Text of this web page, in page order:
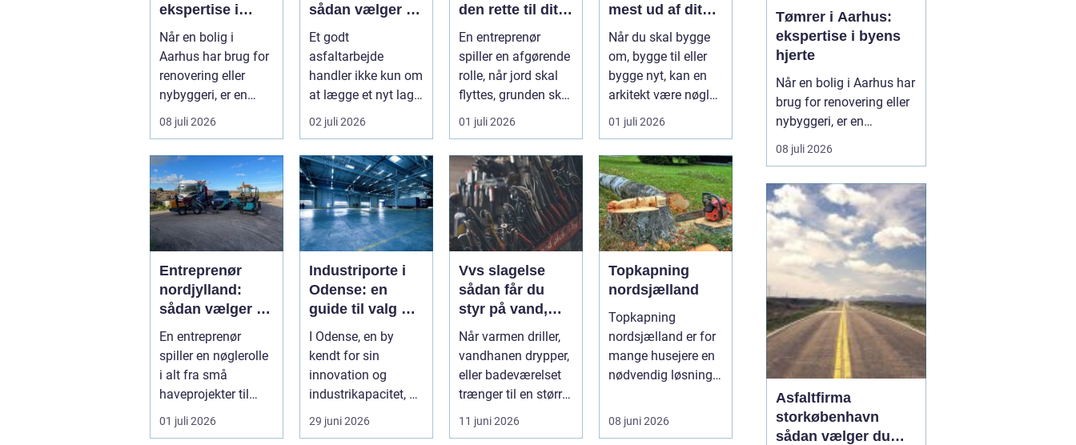
ekspertise i
byens hjerte
Når en bolig i
Aarhus har brug for
renovering eller
nybyggeri, er en
kompetent tømrer
u...
08 juli 2026
sådan vælger du
den rette
samarbejdspart
ner
Et godt
asfaltarbejde
handler ikke kun om
at lægge et nyt lag
asfalt. Det handler
også om
planlægnin...
02 juli 2026
den rette til dit
projekt
En entreprenør
spiller en afgørende
rolle, når jord skal
flyttes, grunden skal
klargøres, eller der ...
01 juli 2026
mest ud af dit
byggeri
Når du skal bygge
om, bygge til eller
bygge nyt, kan en
arkitekt være nøglen
til et flot resultat, d...
01 juli 2026
Entreprenør
nordjylland:
sådan vælger du
den rette
samarbejdspart
ner til dit
byggeri
En entreprenør
spiller en nøglerolle
i alt fra små
haveprojekter til
større byggerier. I
Nordjylland...
01 juli 2026
Industriporte i
Odense: en
guide til valg og
installation
I Odense, en by
kendt for sin
innovation og
industrikapacitet, er
valget af den rette
industriport a...
29 juni 2026
Vvs slagelse
sådan får du
styr på vand,
varme og energi
i din bolig
Når varmen driller,
vandhanen drypper,
eller badeværelset
trænger til en større
renovering, er en
dy...
11 juni 2026
Topkapning
nordsjælland
Topkapning
nordsjælland er for
mange husejere en
nødvendig løsning,
skaber mørke, ut...
08 juni 2026
Tømrer i Aarhus:
ekspertise i byens
hjerte
Når en bolig i Aarhus har
brug for renovering eller
nybyggeri, er en
kompetent tømrer
uundværlig. Aarhus'
kræver erfarne fagfolk,
der kan håndtere alt fra
tagkonstruktioner til
specialiserede tr&ael...
08 juli 2026
Asfaltfirma
storkøbenhavn
sådan vælger du